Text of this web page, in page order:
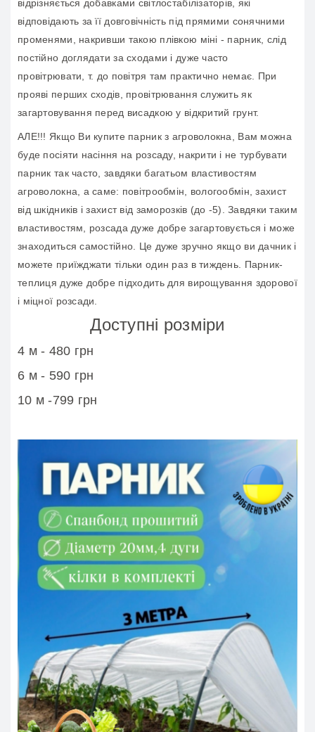
відрізняється добавками світлостабілізаторів, які
відповідають за її довговічність під прямими сонячними
променями, накривши такою плівкою міні - парник, слід
постійно доглядати за сходами і дуже часто
провітрювати, т. до повітря там практично немає. При
прояві перших сходів, провітрювання служить як
загартовування перед висадкою у відкритий грунт.
АЛЕ!!! Якщо Ви купите парник з агроволокна, Вам можна
буде посіяти насіння на розсаду, накрити і не турбувати
парник так часто, завдяки багатьом властивостям
агроволокна, а саме: повітрообмін, вологообмін, захист
від шкідників і захист від заморозків (до -5). Завдяки таким
властивостям, розсада дуже добре загартовується і може
знаходиться самостійно. Це дуже зручно якщо ви дачник і
можете приїжджати тільки один раз в тиждень. Парник-
теплиця дуже добре підходить для вирощування здорової
і міцної розсади.
Доступні розміри
4 м - 480 грн
6 м - 590 грн
10 м -799 грн